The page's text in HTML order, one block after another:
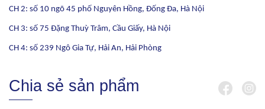
CH 2: số 10 ngõ 45 phố Nguyên Hồng, Đống Đa, Hà Nội
CH 3: số 75 Đặng Thuỳ Trâm, Cầu Giấy, Hà Nội
CH 4: số 239 Ngô Gia Tự, Hải An, Hải Phòng
Chia sẻ sản phẩm